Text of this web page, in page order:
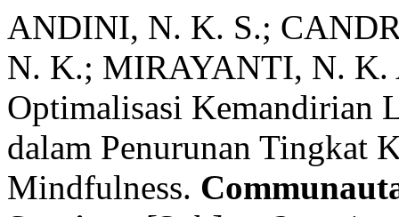
ANDINI, N. K. S.;
N. K.; MIRAYANTI, N. K.
Optimalisasi Kemandirian
dalam Penurunan Tingkat
Mindfulness.